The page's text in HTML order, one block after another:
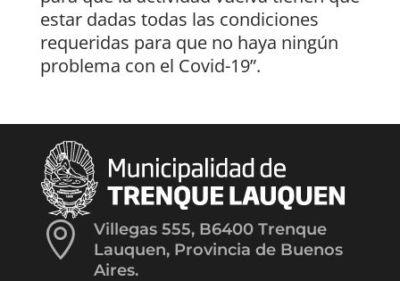
estar dadas todas las condiciones
requeridas para que no haya ningún
problema con el Covid-19”.

Villegas 555, B6400 Trenque
Lauquen, Provincia de Buenos
Aires.